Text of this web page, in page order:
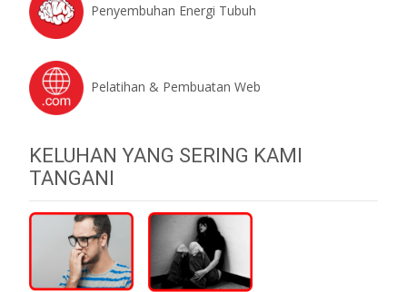
Penyembuhan Energi Tubuh
Pelatihan & Pembuatan Web
KELUHAN YANG SERING KAMI
TANGANI